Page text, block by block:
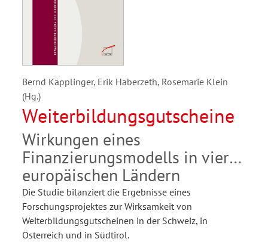
Bernd Käpplinger, Erik Haberzeth, Rosemarie Klein
(Hg.)
Weiterbildungsgutscheine
Wirkungen eines
Finanzierungsmodells in vier
europäischen Ländern
Die Studie bilanziert die Ergebnisse eines
Forschungsprojektes zur Wirksamkeit von
Weiterbildungsgutscheinen in der Schweiz, in
Österreich und in Südtirol.